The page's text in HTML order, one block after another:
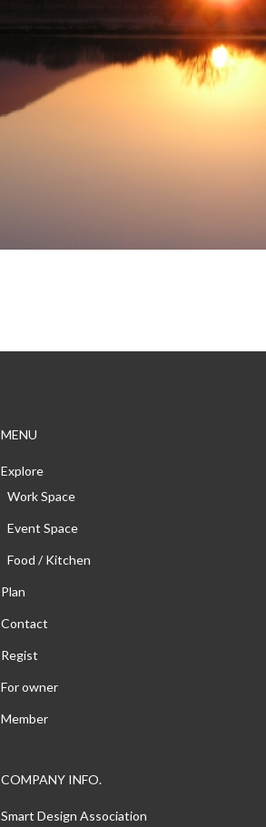
MENU
Explore
Work Space
Event Space
Food / Kitchen
Plan
Contact
Regist
For owner
Member
COMPANY INFO.
Smart Design Association